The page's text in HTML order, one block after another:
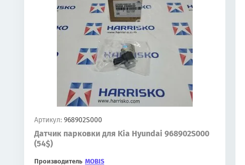
Артикул: 968902S000
Датчик парковки для Kia Hyundai 968902S000
(54$)
Производитель MOBIS